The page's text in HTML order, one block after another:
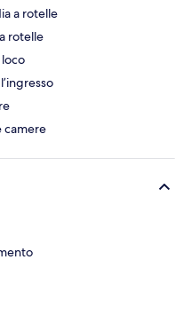
a rotelle
rotelle
camere